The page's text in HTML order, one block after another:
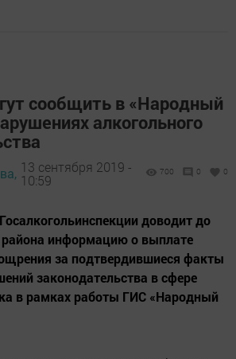
сообщить в «Народный
алкогольного
13 сентября 2019 -
10:59
700 0 0
доводит до
района информацию о выплате
за подтвердившиеся факты
законодательства в сфере
в рамках работы ГИС «Народный